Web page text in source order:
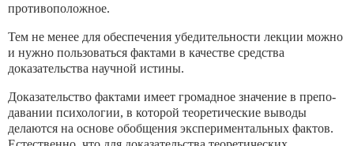
противоположное.
Тем не менее для обеспечения убедительности лекции можно
и нужно пользоваться фактами в качестве средства
доказатель­ства научной истины.
Доказательство фактами имеет громадное значение в препо­
давании психологии, в которой теоретические выводы
делают­ся на основе обобщения экспериментальных фактов.